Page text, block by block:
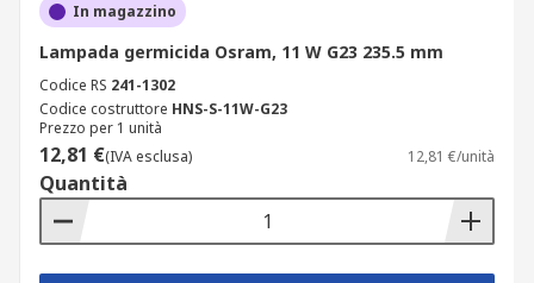
In magazzino
Lampada germicida Osram, 11 W G23 235.5 mm
Codice RS 241-1302
Codice costruttore HNS-S-11W-G23
Prezzo per 1 unità
12,81 €(IVA esclusa) 12,81 €/unità
Quantità